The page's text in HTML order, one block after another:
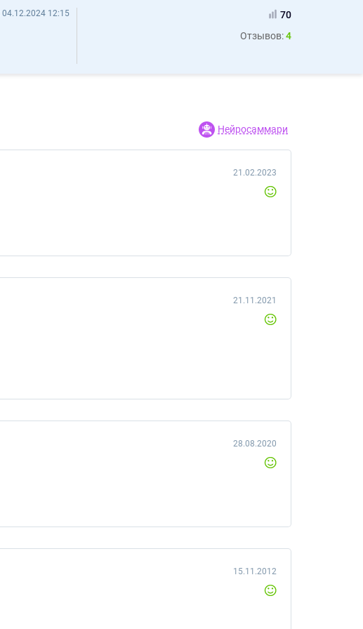
04.12.2024 12:15
70
Отзывов:4
Нейросаммари
21.02.2023
21.11.2021
28.08.2020
15.11.2012